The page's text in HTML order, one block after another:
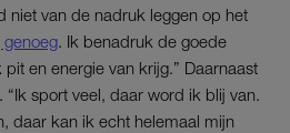
niet van de nadruk leggen op het
genoeg. Ik benadruk de goede
en energie van krijg.” Daarnaast
“Ik sport veel, daar word ik blij van.
daar kan ik echt helemaal mijn